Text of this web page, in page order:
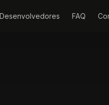
Desenvolvedores FAQ